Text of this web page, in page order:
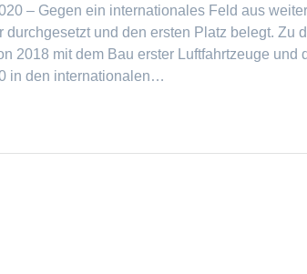
– Gegen ein internationales Feld aus
durchgesetzt und den ersten Platz belegt. Zu
2018 mit dem Bau erster Luftfahrtzeuge
in den internationalen…